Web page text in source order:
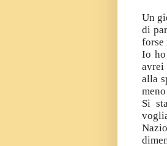
Un
di
forse
Io
avrei
alla
Si